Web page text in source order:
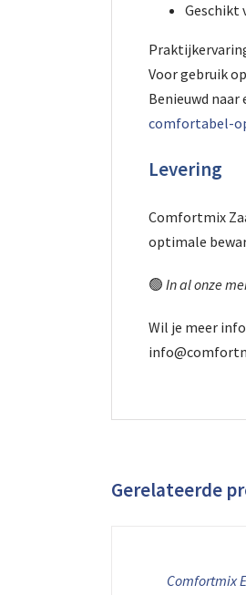
Geschikt
Voor gebruik
Benieuwd
comfortabel-
Levering
Comfortmix
optimale
🟢 In al onze
Wil je meer
Gerelateerde
Comfortmix